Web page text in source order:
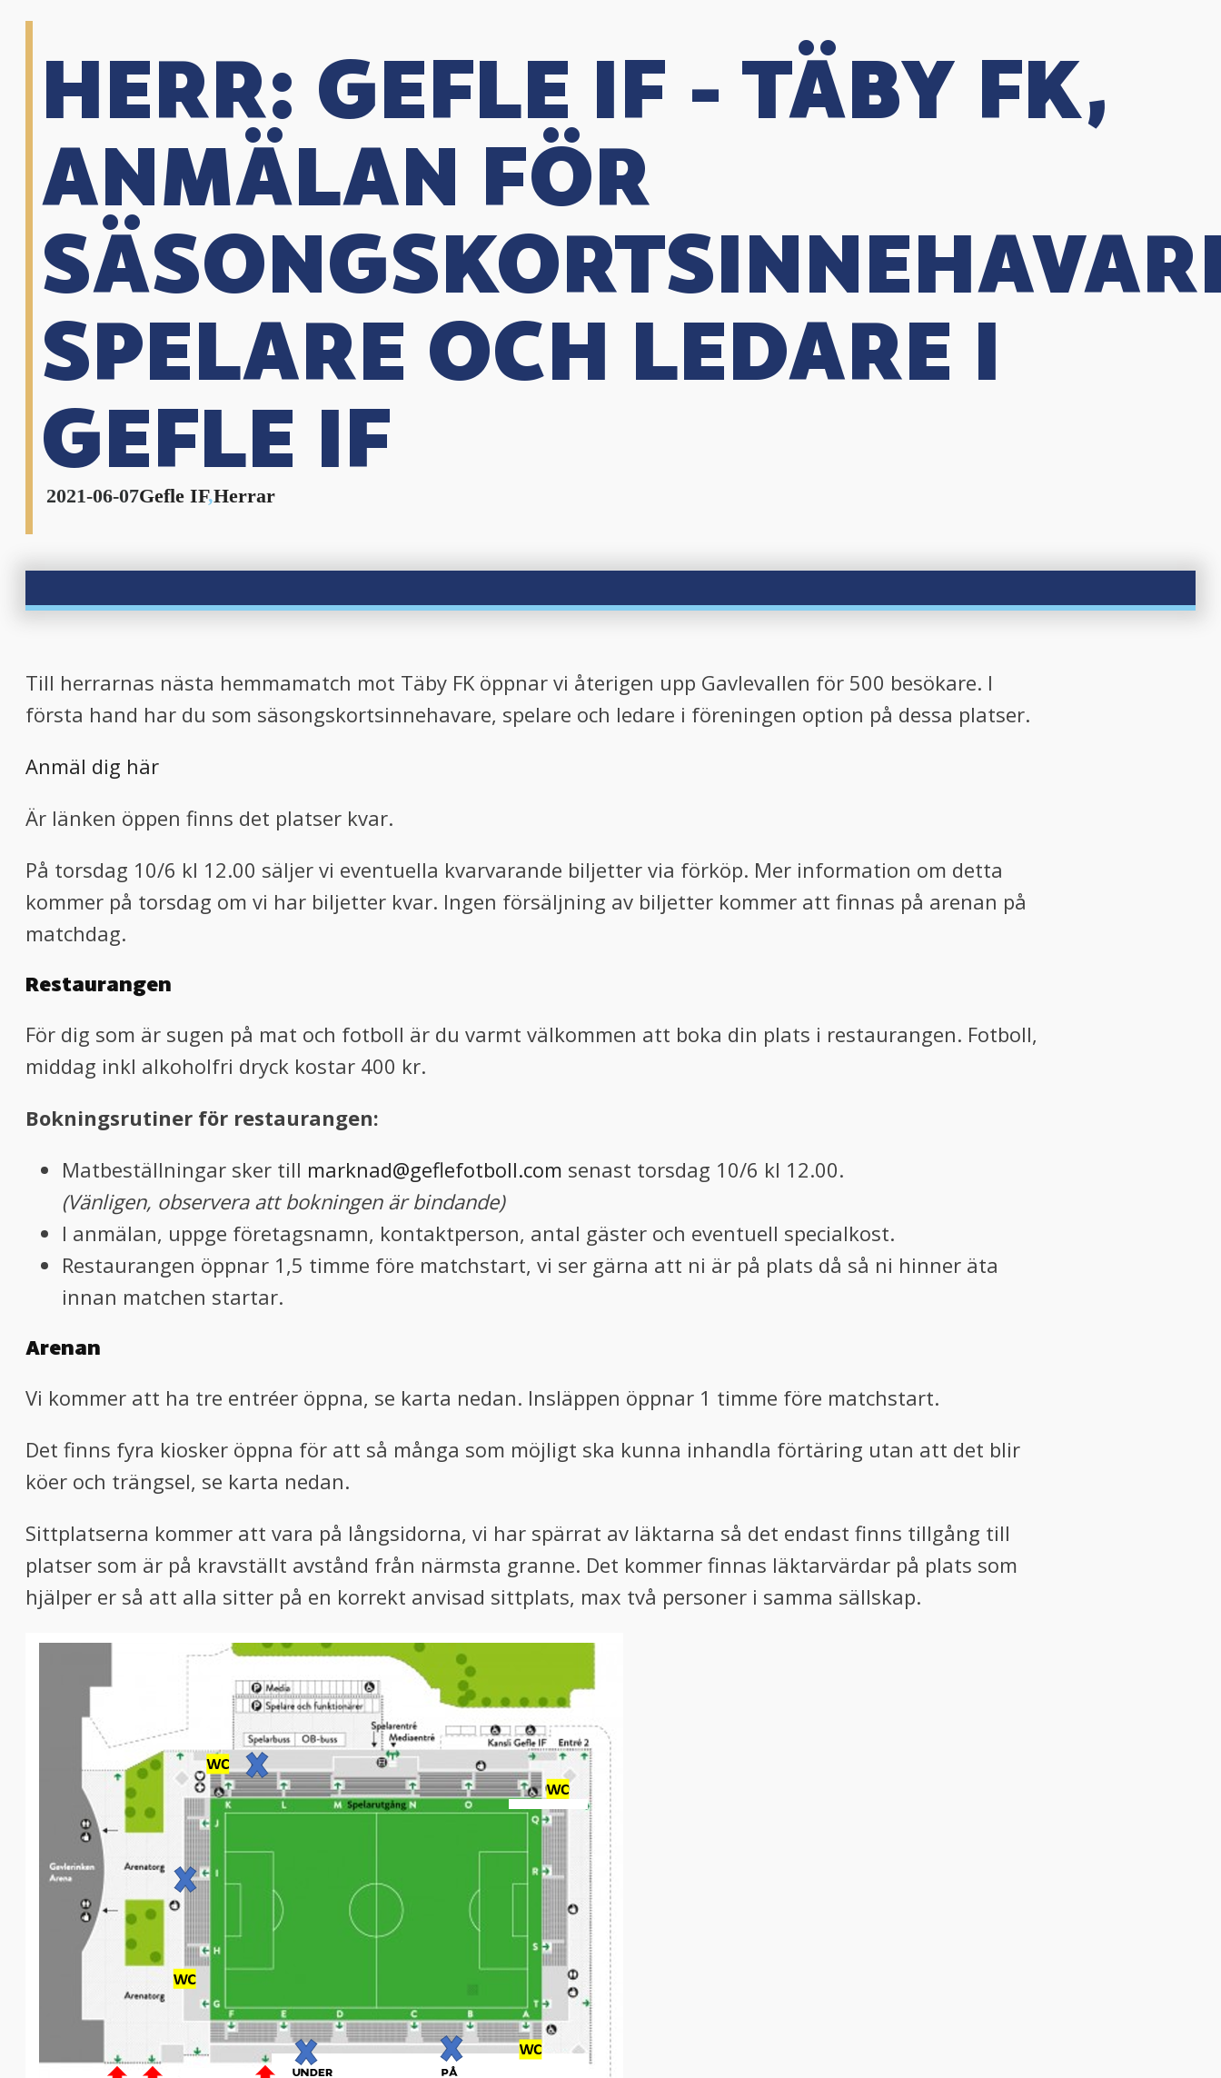
HERR: GEFLE IF - TÄBY FK,
ANMÄLAN FÖR
SPELARE OCH LEDARE I
GEFLE IF
2021-06-07Gefle IF,Herrar
Till herrarnas nästa hemmamatch mot Täby FK öppnar vi återigen upp Gavlevallen för 500 besökare. I
första hand har du som säsongskortsinnehavare, spelare och ledare i föreningen option på dessa platser.
Anmäl dig här
Är länken öppen finns det platser kvar.
På torsdag 10/6 kl 12.00 säljer vi eventuella kvarvarande biljetter via förköp. Mer information om detta
kommer på torsdag om vi har biljetter kvar. Ingen försäljning av biljetter kommer att finnas på arenan på
matchdag.
Restaurangen
För dig som är sugen på mat och fotboll är du varmt välkommen att boka din plats i restaurangen. Fotboll,
middag inkl alkoholfri dryck kostar 400 kr.
Bokningsrutiner för restaurangen:
Matbeställningar sker till marknad@geflefotboll.com senast torsdag 10/6 kl 12.00.
(Vänligen, observera att bokningen är bindande)
I anmälan, uppge företagsnamn, kontaktperson, antal gäster och eventuell specialkost.
Restaurangen öppnar 1,5 timme före matchstart, vi ser gärna att ni är på plats då så ni hinner äta
innan matchen startar.
Arenan
Vi kommer att ha tre entréer öppna, se karta nedan. Insläppen öppnar 1 timme före matchstart.
Det finns fyra kiosker öppna för att så många som möjligt ska kunna inhandla förtäring utan att det blir
köer och trängsel, se karta nedan.
Sittplatserna kommer att vara på långsidorna, vi har spärrat av läktarna så det endast finns tillgång till
platser som är på kravställt avstånd från närmsta granne. Det kommer finnas läktarvärdar på plats som
hjälper er så att alla sitter på en korrekt anvisad sittplats, max två personer i samma sällskap.